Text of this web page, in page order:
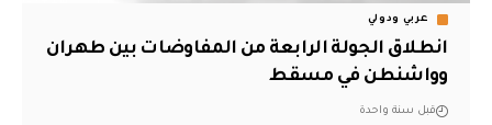
عربي ودولي
‏انطلاق الجولة الرابعة من المفاوضات بين طهران
وواشنطن في مسقط‬
قبل سنة واحدة